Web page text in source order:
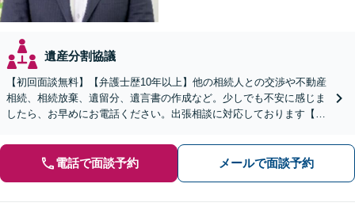
遺産分割協議
【初回面談無料】【弁護士歴10年以上】他の相続人との交渉や不動産
相続、相続放棄、遺留分、遺言書の作成など。少しでも不安に感じま
したら、お早めにお電話ください。出張相談に対応しております【休
電話で面談予約 メールで面談予約